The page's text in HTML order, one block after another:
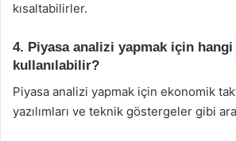
kısaltabilirler.
4. Piyasa analizi yapmak için
kullanılabilir?
Piyasa analizi yapmak için ekonomik
yazılımları ve teknik göstergeler gibi